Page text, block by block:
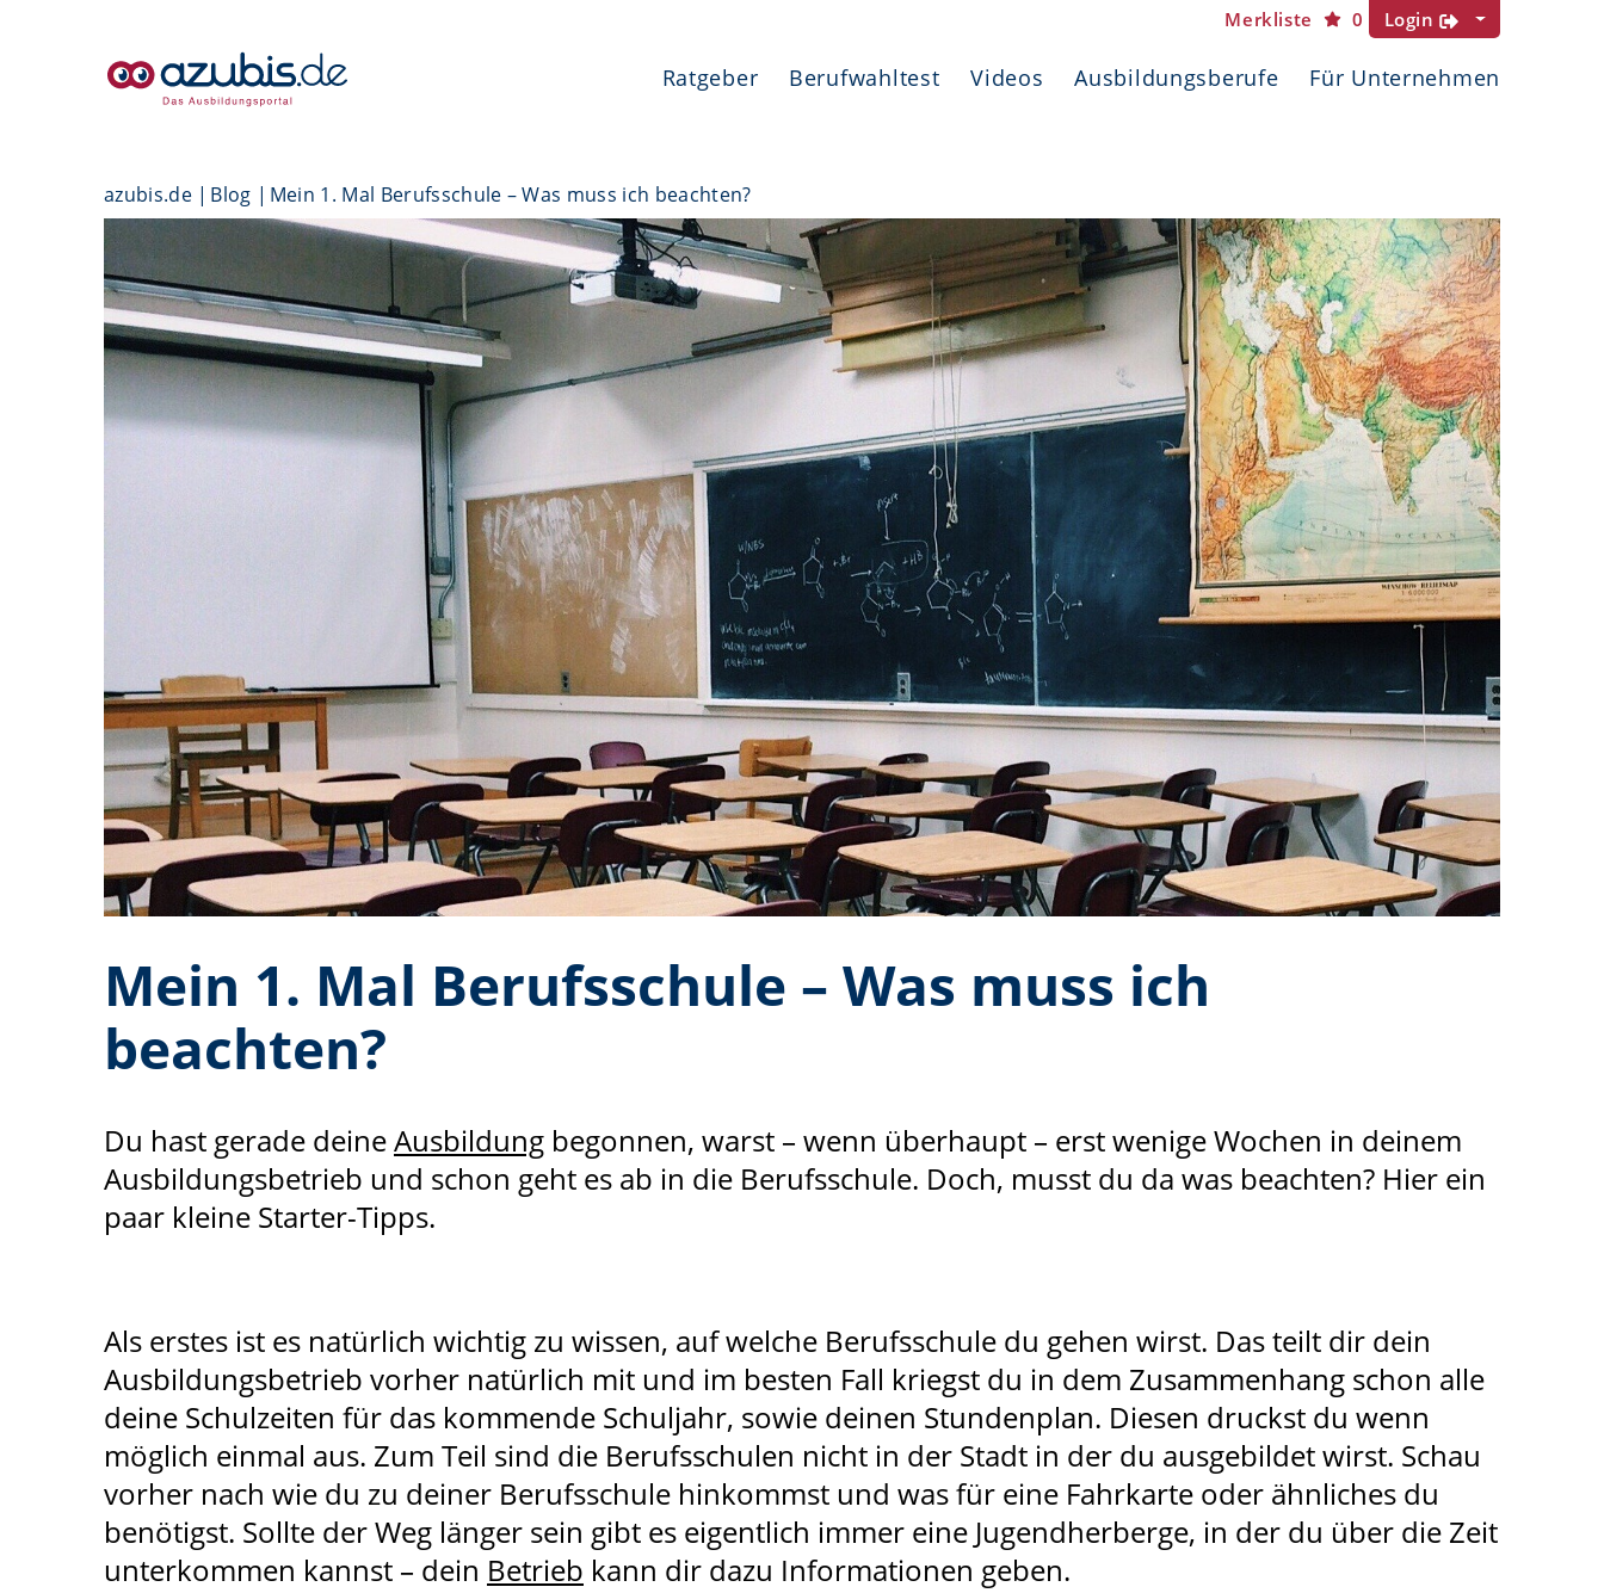
Merkliste 0 Login
Ratgeber Berufwahltest Videos Ausbildungsberufe Für Unternehmen
azubis.de Blog Mein 1. Mal Berufsschule – Was muss ich beachten?
Mein 1. Mal Berufsschule – Was muss ich
beachten?
Du hast gerade deineAusbildung begonnen, warst – wenn überhaupt – erst wenige Wochen in deinem
Ausbildungsbetrieb und schon geht es ab in die Berufsschule. Doch, musst du da was beachten? Hier ein
paar kleine Starter-Tipps.
Als erstes ist es natürlich wichtig zu wissen, auf welche Berufsschule du gehen wirst. Das teilt dir dein
Ausbildungsbetrieb vorher natürlich mit und im besten Fall kriegst du in dem Zusammenhang schon alle
deine Schulzeiten für das kommende Schuljahr, sowie deinen Stundenplan. Diesen druckst du wenn
möglich einmal aus. Zum Teil sind die Berufsschulen nicht in der Stadt in der du ausgebildet wirst. Schau
vorher nach wie du zu deiner Berufsschule hinkommst und was für eine Fahrkarte oder ähnliches du
benötigst. Sollte der Weg länger sein gibt es eigentlich immer eine Jugendherberge, in der du über die Zeit
unterkommen kannst – dein Betrieb kann dir dazu Informationen geben.